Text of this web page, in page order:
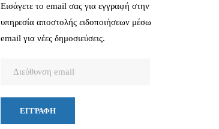
Εισάγετε το email σας για εγγραφή στην
υπηρεσία αποστολής ειδοποιήσεων μέσω
email για νέες δημοσιεύσεις.
ΕΓΓΡΑΦΉ